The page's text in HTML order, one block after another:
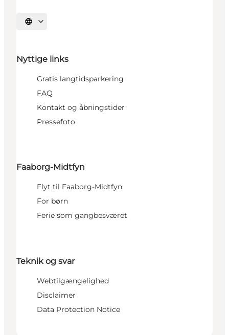
Vælg sprog
Nyttige links
Gratis langtidsparkering
FAQ
Kontakt og åbningstider
Pressefoto
Faaborg-Midtfyn
Flyt til Faaborg-Midtfyn
For børn
Ferie som gangbesværet
Teknik og svar
Webtilgængelighed
Disclaimer
Data Protection Notice